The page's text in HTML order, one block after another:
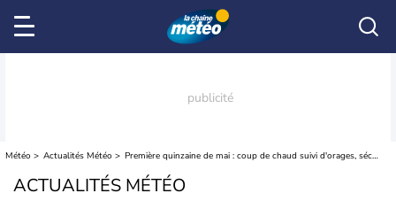
Météo Actualités Météo Première quinzaine de mai : coup de chaud suivi d'orages, sécheresse du Nord-Pas-de-Calais à l'Alsace
ACTUALITÉS MÉTÉO